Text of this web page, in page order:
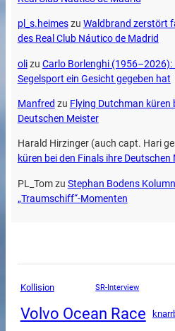
pl_s.heimeszu Waldbrand zerstört
des Real Club Náutico de Madrid
olizu Carlo Borlenghi (1956–2026):
Segelsport ein Gesicht gegeben hat
Manfred zu Flying Dutchman küren
Deutschen Meister
Harald Hirzinger (auch capt. Hari
küren bei den Finals ihre Deutschen
PL_Tomzu Stephan Bodens
„Traumschiff“-Momenten
Kollision SR-Interview
Volvo Ocean Race